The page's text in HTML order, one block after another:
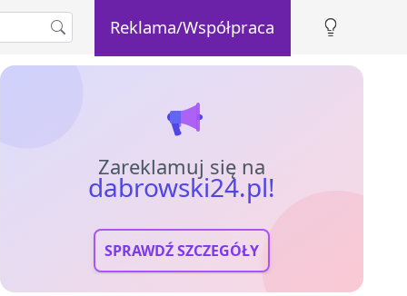
Reklama/Współpraca
Zareklamuj się na
dabrowski24.pl!
SPRAWDŹ SZCZEGÓŁY